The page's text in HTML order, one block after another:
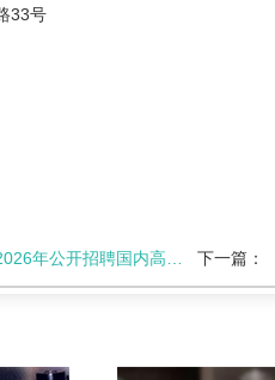
33号
应届毕业生（提前批）拟聘人员的公示 下一篇：